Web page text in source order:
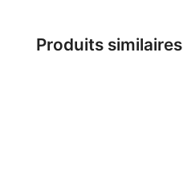
Produits similaires